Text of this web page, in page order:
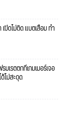
ปิดไม่ติด แบตเสื่อม ทำ
มเรตตกที่เกมเมอร์เจอ
ไม่สะดุด